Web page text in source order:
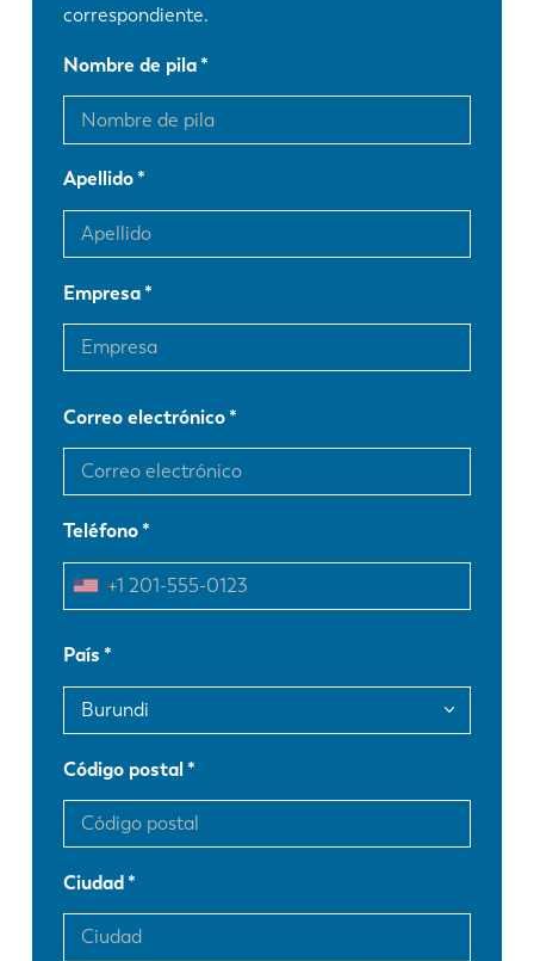
correspondiente.
Nombre de pila
Apellido
Empresa
Correo electrónico
Teléfono
País
Código postal
Ciudad
EN
FR
ES